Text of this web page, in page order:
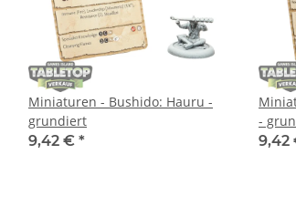
Miniaturen - Bushido: Hauru -
grundiert
9,42 € *
-
9,42